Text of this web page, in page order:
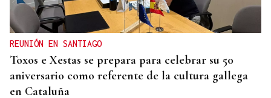
REUNIÓN EN SANTIAGO
Toxos e Xestas se prepara para celebrar su 50
aniversario como referente de la cultura gallega
en Cataluña